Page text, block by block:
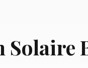
Solaire